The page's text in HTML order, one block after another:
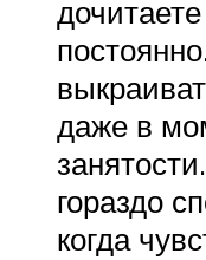
даже в
гораздо
когда